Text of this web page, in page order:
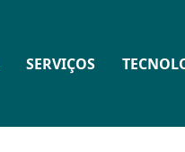
SERVIÇOS